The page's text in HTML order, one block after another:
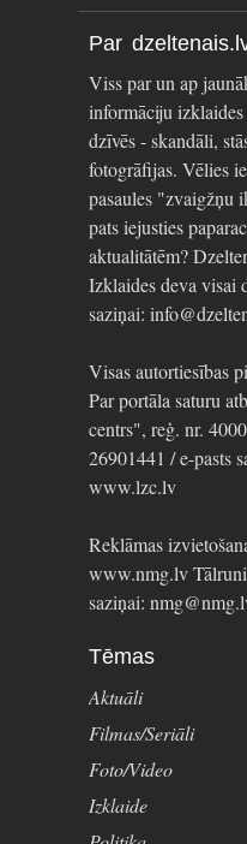
Par
Viss par un ap
informāciju
dzīvēs - skandāli,
fotogrāfijas. Vēlies
pasaules "zvaigžņu
pats iejusties
aktualitātēm?
Izklaides deva visai
saziņai:
Visas autortiesības
Par portāla saturu
centrs", reģ. nr.
26901441 / e-pasts
www.lzc.lv
Reklāmas
www.nmg.lv
saziņai:
Tēmas
Aktuāli
Filmas/Seriāli
Foto/Video
Izklaide